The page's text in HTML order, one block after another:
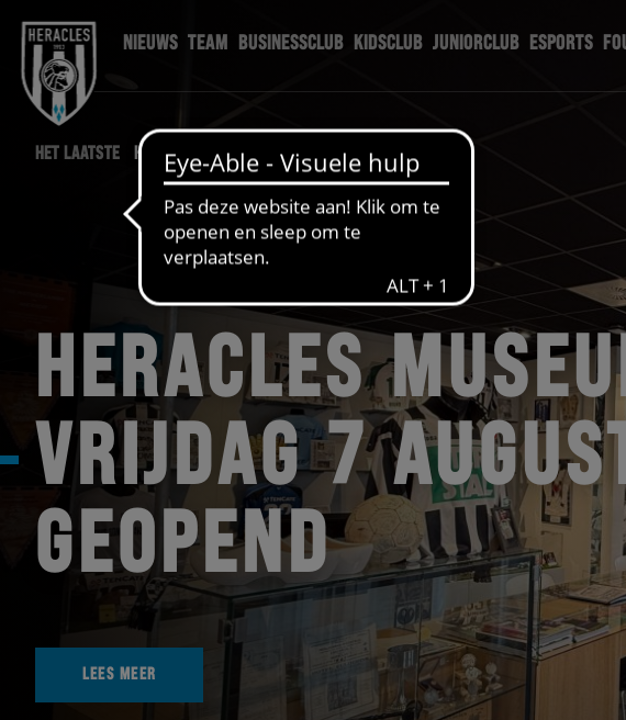
NIEUWS TEAM BUSINESSCLUB KIDSCLUB JUNIORCLUB ESPORTS
HET LAATSTE HERACLES NIEUWS
HERACLES
VRIJDAG 7
GEOPEND
LEES MEER